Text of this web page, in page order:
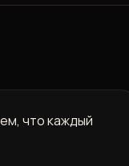
что каждый